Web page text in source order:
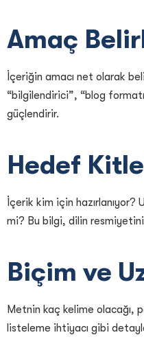
Amaç
İçeriğin amacı net olarak
“bilgilendirici”, “blog
güçlendirir.
Hedef Kitle
İçerik kim için
mi? Bu bilgi, dilin
Biçim ve
Metnin kaç kelime olacağı,
listeleme ihtiyacı gibi